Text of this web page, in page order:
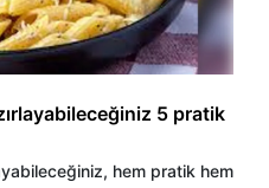
5 pratik
hem pratik hem